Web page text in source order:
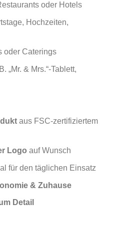
oder Hotels
Hochzeiten,
oder Caterings
„Mr. & Mrs.“-Tablett,
aus FSC-zertifiziertem
Logo auf Wunsch
für den täglichen Einsatz
& Zuhause
Detail